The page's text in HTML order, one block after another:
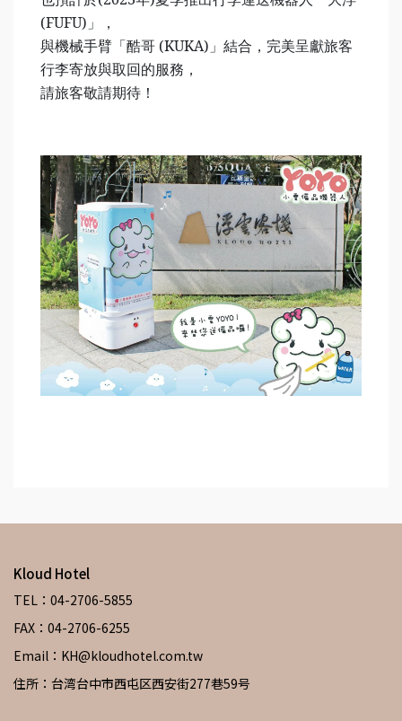
(FUFU)」，
與機械手臂「酷哥 (KUKA)」結合，完美呈獻旅客
行李寄放與取回的服務，
請旅客敬請期待！
Kloud Hotel
TEL：04-2706-5855
FAX：04-2706-6255
Email：KH@kloudhotel.com.tw
住所：台湾台中市西屯区西安街277巷59号